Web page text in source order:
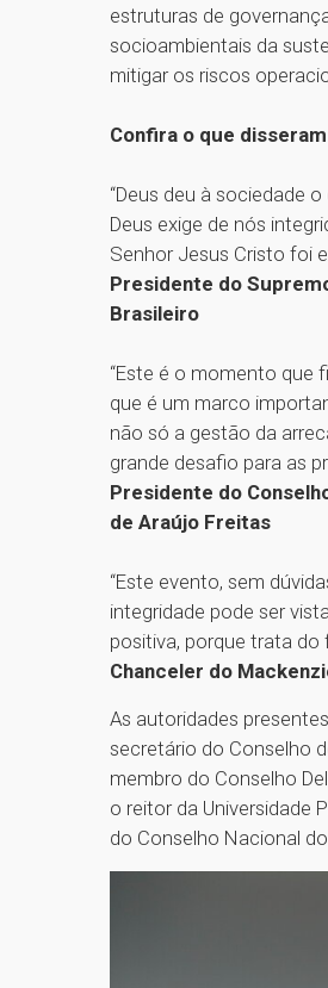
estruturas de
socioambientais da
mitigar os riscos
Confira o que
“Deus deu à sociedade
Deus exige de nós
Senhor Jesus Cristo foi
Presidente do
Brasileiro
“Este é o momento que
que é um marco
não só a gestão da
grande desafio para as
Presidente do
de Araújo Freitas
“Este evento, sem
integridade pode ser
positiva, porque trata do
Chanceler do
As autoridades
secretário do Conselho
membro do Conselho
o reitor da Universidade
do Conselho Nacional